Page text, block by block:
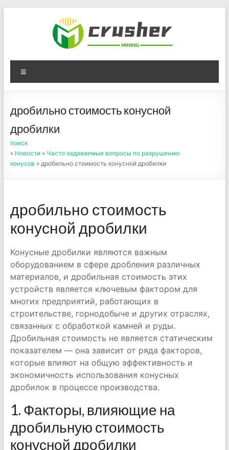
Оборудование для
дробления угля,
измельчения печного
порошка
дробильно стоимость конусной
дробилки
поиск
» Новости» Часто задаваемые вопросы по разрушению
конусов » дробильно стоимость конусной дробилки
дробильно стоимость
конусной дробилки
Конусные дробилки являются важным
оборудованием в сфере дробления различных
материалов, и дробильная стоимость этих
устройств является ключевым фактором для
многих предприятий, работающих в
строительстве, горнодобыче и других отраслях,
связанных с обработкой камней и руды.
Дробильная стоимость не является статическим
показателем — она зависит от ряда факторов,
которые влияют на общую эффективность и
экономичность использования конусных
дробилок в процессе производства.
1. Факторы, влияющие на
дробильную стоимость
конусной дробилки